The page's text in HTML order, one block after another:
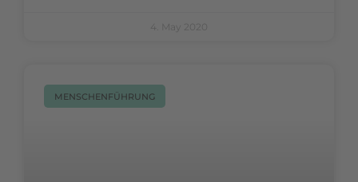
4. May 2020
MENSCHENFÜHRUNG